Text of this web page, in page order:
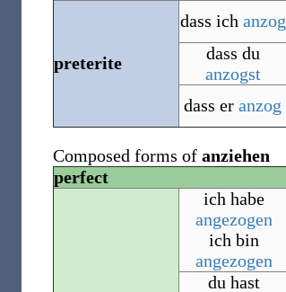
preterite
dass ich anzog
dass du
anzogst
dass er anzog
Composed forms of anziehen
perfect
ich habe
angezogen
ich bin
angezogen
du hast